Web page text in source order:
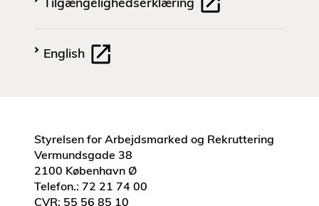
English
Styrelsen for Arbejdsmarked og Rekruttering
Vermundsgade 38
2100 København Ø
Telefon.: 72 21 74 00
CVR: 55 56 85 10